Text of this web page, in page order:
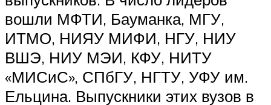
вошли МФТИ, Бауманка, МГУ,
ИТМО, НИЯУ МИФИ, НГУ, НИУ
ВШЭ, НИУ МЭИ, КФУ, НИТУ
«МИСиС», СПбГУ, НГТУ, УФУ им.
Ельцина. Выпускники этих вузов в